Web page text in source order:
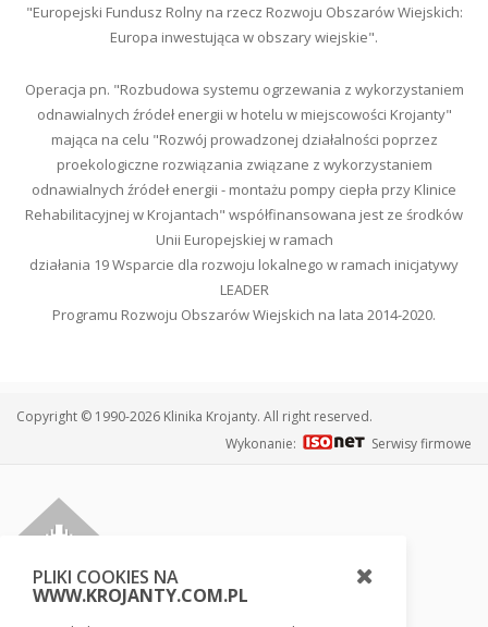
"Europejski Fundusz Rolny na rzecz Rozwoju Obszarów Wiejskich:
Europa inwestująca w obszary wiejskie".
Operacja pn. "Rozbudowa systemu ogrzewania z wykorzystaniem
odnawialnych źródeł energii w hotelu w miejscowości Krojanty"
mająca na celu "Rozwój prowadzonej działalności poprzez
proekologiczne rozwiązania związane z wykorzystaniem
odnawialnych źródeł energii - montażu pompy ciepła przy Klinice
Rehabilitacyjnej w Krojantach" współfinansowana jest ze środków
Unii Europejskiej w ramach
działania 19 Wsparcie dla rozwoju lokalnego w ramach inicjatywy
LEADER
Programu Rozwoju Obszarów Wiejskich na lata 2014-2020.
Copyright © 1990-2026 Klinika Krojanty. All right reserved.
Wykonanie:
Serwisy firmowe
PLIKI COOKIES NA
WWW.KROJANTY.COM.PL